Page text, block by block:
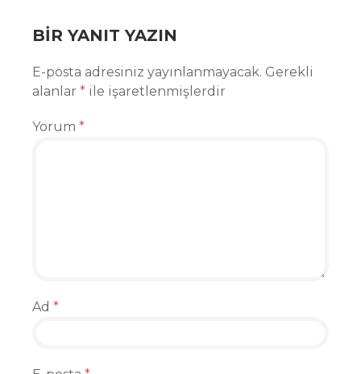
BIR YANIT YAZIN
E-posta adresiniz yayınlanmayacak. Gerekli
alanlar * ile işaretlenmişlerdir
Yorum *
Ad *